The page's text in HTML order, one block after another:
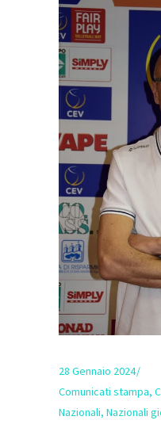
28 Gennaio 2024
Comunicati stampa,
Nazionali, Nazionali